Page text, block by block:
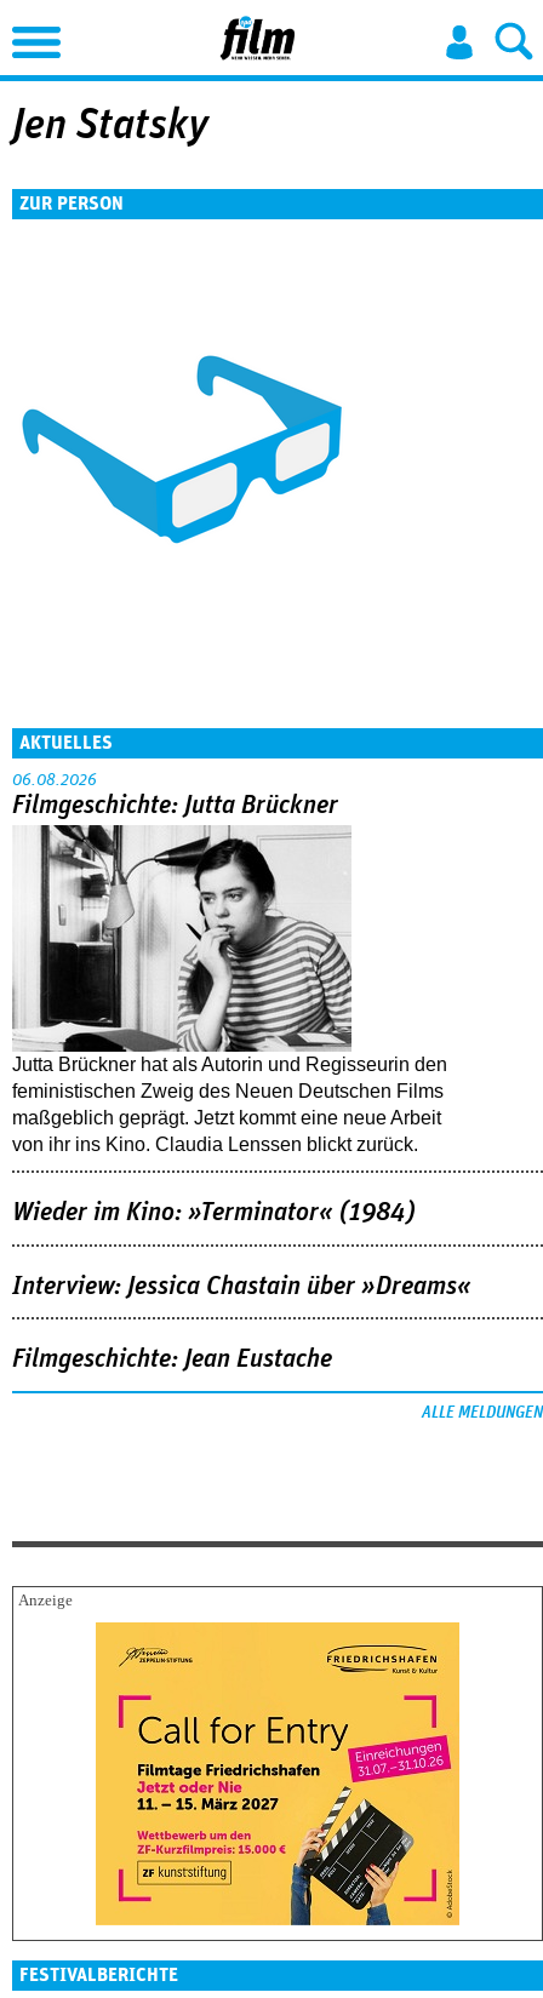
Jump to Navigation
Jen Statsky
ZUR PERSON
AKTUELLES
06.08.2026
Filmgeschichte: Jutta Brückner
Jutta Brückner hat als Autorin und Regisseurin den
feministischen Zweig des Neuen Deutschen Films
maßgeblich geprägt. Jetzt kommt eine neue Arbeit
von ihr ins Kino. Claudia Lenssen blickt zurück.
Wieder im Kino: »Terminator« (1984)
Interview: Jessica Chastain über »Dreams«
Filmgeschichte: Jean Eustache
ALLE MELDUNGEN
FESTIVALBERICHTE